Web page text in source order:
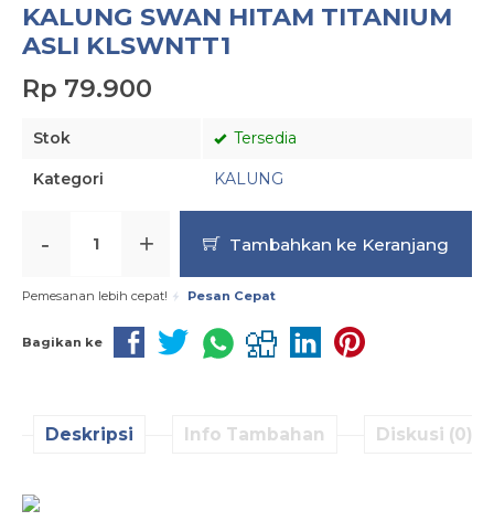
KALUNG SWAN HITAM TITANIUM
ASLI KLSWNTT1
Rp 79.900
Stok Tersedia
Kategori KALUNG
- + Tambahkan ke Keranjang
Pemesanan lebih cepat! Pesan Cepat
Bagikan ke
Deskripsi Info Tambahan Diskusi (0)